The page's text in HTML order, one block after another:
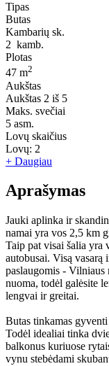
Tipas
Butas
Kambarių sk.
2 kamb.
Plotas
47 m2
Aukštas
Aukštas 2 iš 5
Maks. svečiai
5 asm.
Lovų skaičius
Lovų: 2
+ Daugiau
Aprašymas
Jauki aplinka ir
namai yra vos 2,5 km
Taip pat visai šalia yra
autobusai. Visą
paslaugomis -
nuoma, todėl galėsite
lengvai ir greitai.
Butas tinkamas
Todėl idealiai tinka
balkonus kuriuose
vynu stebėdami